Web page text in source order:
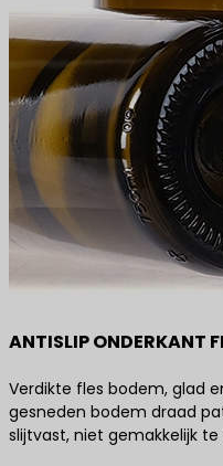
ANTISLIP ONDERKANT
Verdikte fles bodem, glad
gesneden bodem draad
slijtvast, niet gemakkelijk te